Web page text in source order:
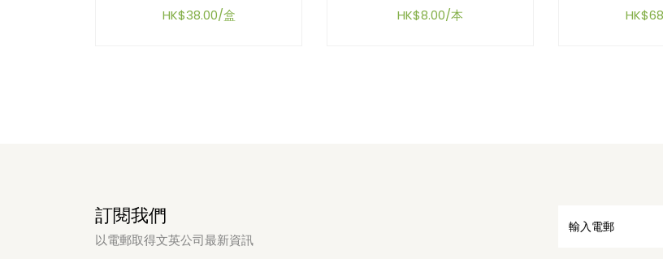
HK$38.00/盒 HK$8.00/本
訂閱我們
以電郵取得文英公司最新資訊